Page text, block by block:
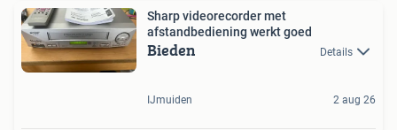
Sharp videorecorder met
afstandbediening werkt goed
Bieden Details
IJmuiden 2 aug 26